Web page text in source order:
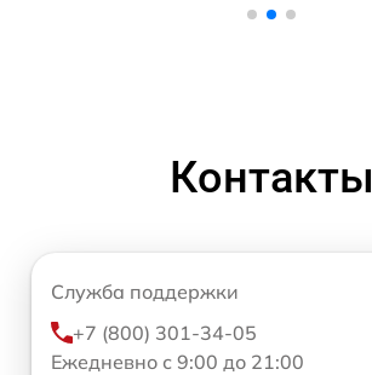
Контакты
Служба поддержки
+7 (800) 301-34-05
Ежедневно с 9:00 до 21:00